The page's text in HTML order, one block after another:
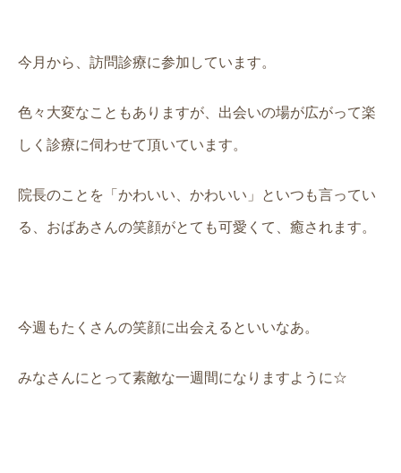
今月から、訪問診療に参加しています。
色々大変なこともありますが、出会いの場が広がって楽
しく診療に伺わせて頂いています。
院長のことを「かわいい、かわいい」といつも言ってい
る、おばあさんの笑顔がとても可愛くて、癒されます。
今週もたくさんの笑顔に出会えるといいなあ。
みなさんにとって素敵な一週間になりますように☆